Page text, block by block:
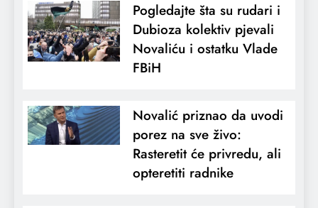
Pogledajte šta su rudari i
Dubioza kolektiv pjevali
Novaliću i ostatku Vlade
FBiH
Novalić priznao da uvodi
porez na sve živo:
Rasteretit će privredu, ali
opteretiti radnike